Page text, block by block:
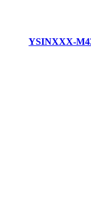
YSINXXX-